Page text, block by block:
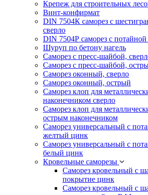
Крепеж для строительных
Винт-конфирмат
DIN 7504К саморез с
сверло
DIN 7504Р саморез с потайной
Шуруп по бетону нагель
Саморез с пресс-шайбой,
Саморез с пресс-шайбой,
Саморез оконный, сверло
Саморез оконный, острый
Саморез клоп для
наконечником сверло
Саморез клоп для
острым наконечником
Саморез универсальный с
желтый цинк
Саморез универсальный с
белый цинк
Кровельные саморезы
Саморез кровельный с
покрытие цинк
Саморез кровельный с